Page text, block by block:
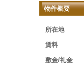
物件概要
所在地
賃料
敷金/礼金